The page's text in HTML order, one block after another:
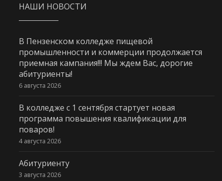
НАШИ НОВОСТИ
В Пензенском колледже пищевой
промышленности и коммерции продолжается
приемная кампания!!! Мы ждем Вас, дорогие
абитуриенты!
6 августа 2026
В колледже с 1 сентября стартует новая
программа повышения квалификации для
поваров!
4 августа 2026
Абитуриенту
3 августа 2026